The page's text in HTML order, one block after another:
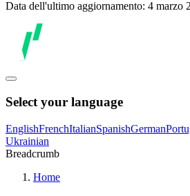
Data dell'ultimo aggiornamento: 4 marzo
Select your language
EnglishFrenchItalianSpanishGerman
Ukrainian
Breadcrumb
Home